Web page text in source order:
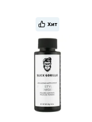
Хит